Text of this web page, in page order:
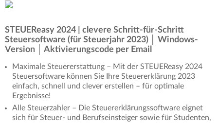
STEUEReasy 2024 | clevere Schritt-für-Schritt
Steuersoftware (für Steuerjahr 2023) │ Windows-
Version │ Aktivierungscode per Email
Maximale Steuererstattung – Mit der STEUEReasy 2024
Steuersoftware können Sie Ihre Steuererklärung 2023
einfach, schnell und clever erstellen – für optimale
Ergebnisse!
Alle Steuerzahler – Die Steuererklärungssoftware eignet
sich für Steuer- und Berufseinsteiger sowie für Studenten,